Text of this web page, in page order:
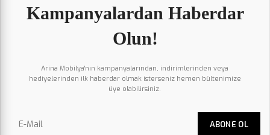
Kampanyalardan Haberdar
Olun!
Arina Mobilya'nın kampanyalarından, indirimlerinden veya
hediyelerinden ilk haberdar olmak isterseniz hemen bültenimize
üye olabilirsiniz.